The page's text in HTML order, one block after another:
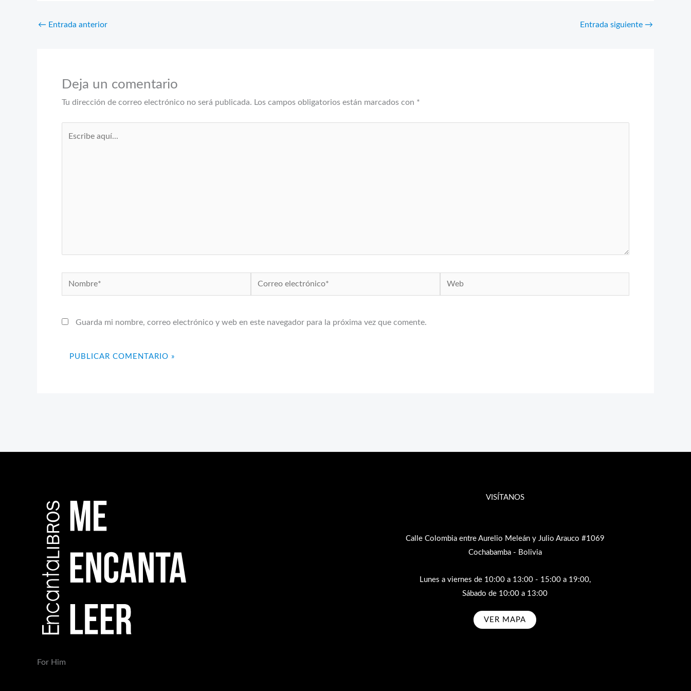
← Entrada anterior Entrada siguiente →
Deja un comentario
Tu dirección de correo electrónico no será publicada. Los campos obligatorios están marcados con *
Nombre*
Correo
electrónico*
Web
Guarda mi nombre, correo electrónico y web en este navegador para la próxima vez que comente.
For Him
VISÍTANOS
Calle Colombia entre Aurelio Meleán y Julio Arauco #1069
Cochabamba - Bolivia
Lunes a viernes de 10:00 a 13:00 - 15:00 a 19:00,
Sábado de 10:00 a 13:00
VER MAPA